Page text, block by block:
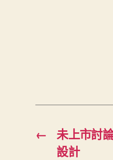
←
未上市討
設計